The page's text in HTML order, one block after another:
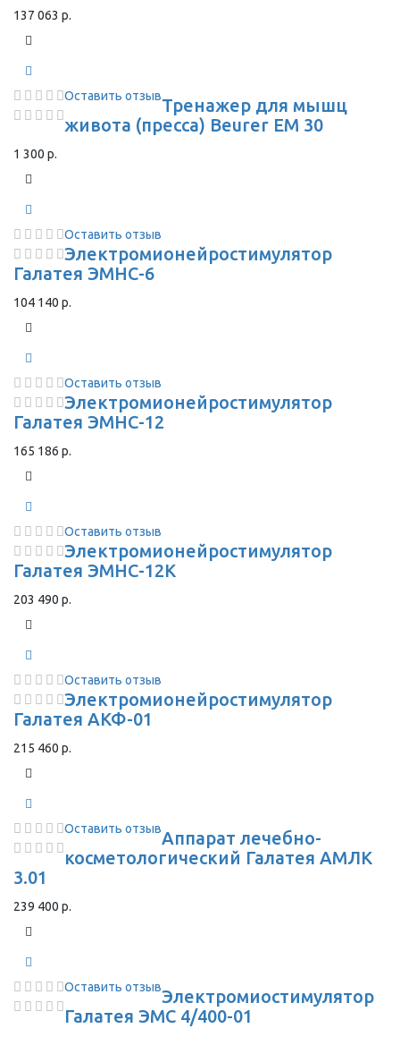
137 063 р.
Оставить отзывТренажер для мышц
живота (пресса) Beurer EM 30
1 300 р.
Оставить отзыв
Электромионейростимулятор
Галатея ЭМНС-6
104 140 р.
Оставить отзыв
Электромионейростимулятор
Галатея ЭМНС-12
165 186 р.
Оставить отзыв
Электромионейростимулятор
Галатея ЭМНС-12К
203 490 р.
Оставить отзыв
Электромионейростимулятор
Галатея АКФ-01
215 460 р.
Оставить отзывАппарат лечебно-
косметологический Галатея АМЛК
3.01
239 400 р.
Оставить отзывЭлектромиостимулятор
Галатея ЭМС 4/400-01